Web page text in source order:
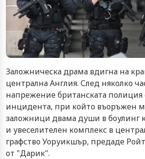
Заложническа драма вдигна на
централна Англия. След няколко
напрежение британската
инцидента, при който въоръжен
заложници двама души в боулинг
и увеселителен комплекс в
графство Уоруикшър, предаде
от "Дарик".